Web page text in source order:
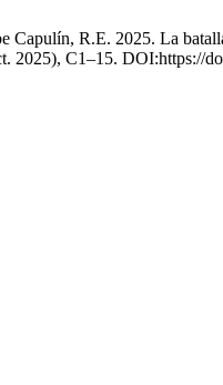
R.E. 2025. La
2025), C1–15. DOI:https://